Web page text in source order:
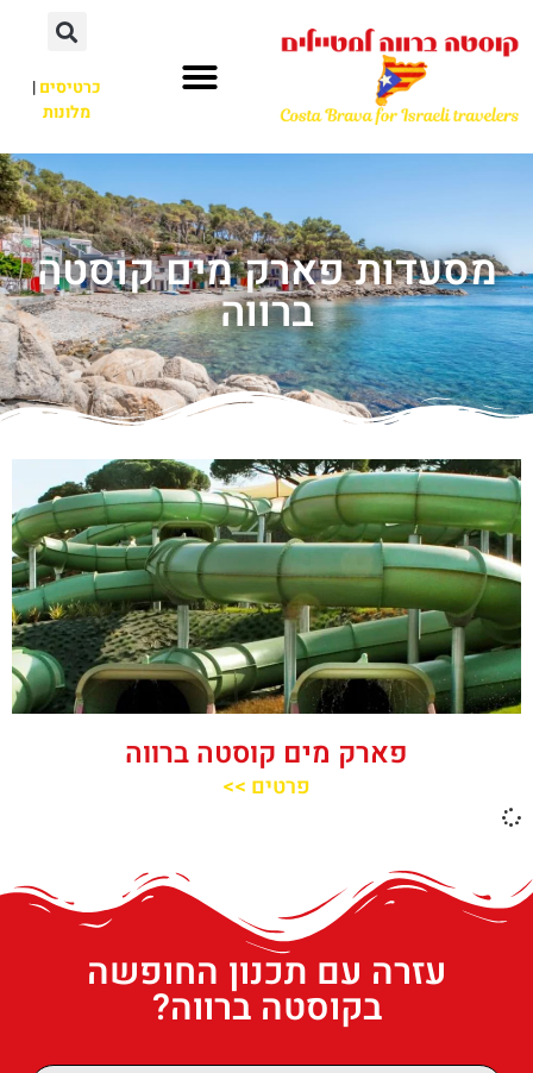
כרטיסים|
מלונות
מסעדות פארק מים קוסטה
ברווה
פארק מים קוסטה ברווה
פרטים >>
עזרה עם תכנון החופשה
בקוסטה ברווה?